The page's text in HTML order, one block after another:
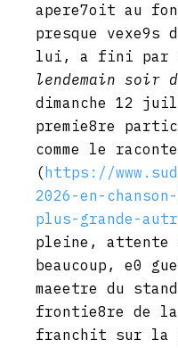
apere7oit au
presque
lui, a fini par
lendemain soir
dimanche 12
premie8re
comme le
( https://
2026-en-
plus-grande-
pleine, attente
beaucoup, e0
maeetre du
frontie8re de
franchit sur la